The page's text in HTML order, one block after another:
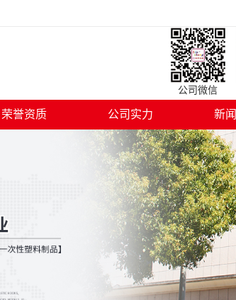
公司微信
荣誉资质 公司实力 新